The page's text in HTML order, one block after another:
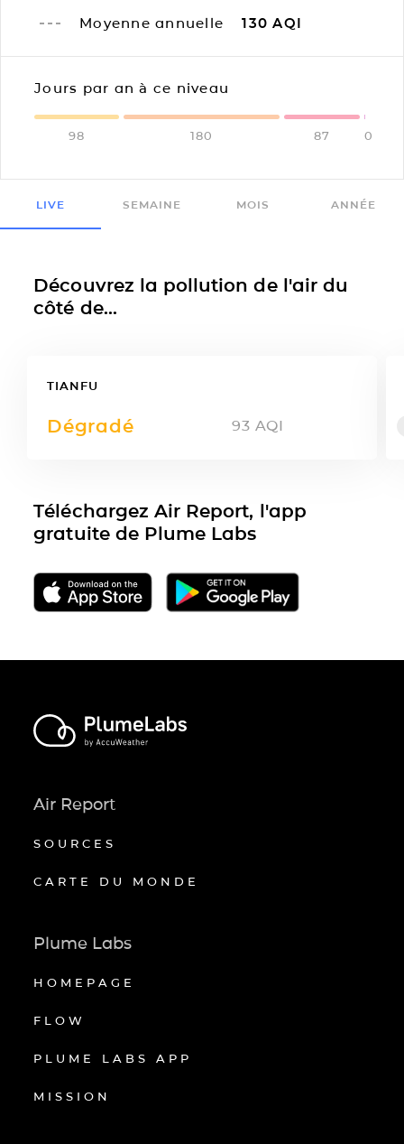
Moyenne annuelle 130 AQI
Jours par an à ce niveau
98 180 87 0
LIVE SEMAINE MOIS ANNÉE
Découvrez la pollution de l'air du
côté de...
TIANFU
Dégradé 93 AQI
Téléchargez Air Report, l'app
gratuite de Plume Labs
Air Report
SOURCES
CARTE DU MONDE
Plume Labs
HOMEPAGE
FLOW
PLUME LABS APP
MISSION